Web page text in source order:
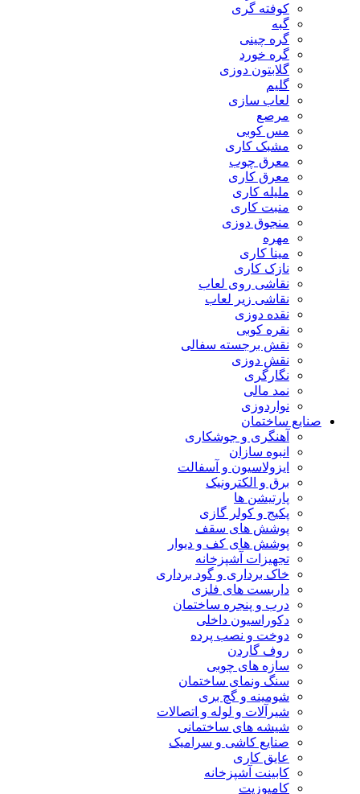
کوفته گری
گبه
گره چینی
گره خورد
گلابتون دوزی
گلیم
لعاب سازی
مرصع
مس کوبی
مشبک کاری
معرق چوب
معرق کاری
مليله کاری
منبت کاری
منجوق دوزی
مهره
مینا کاری
نازک کاری
نقاشی روی لعاب
نقاشی زیر لعاب
نقده دوزی
نقره کوبی
نقش برجسته سفالی
نقش دوزی
نگارگری
نمد مالی
نواردوزی
صنایع ساختمان
آهنگری و جوشکاری
انبوه سازان
ایزولاسیون و آسفالت
برق و الکترونیک
پارتیشن ها
پکیج و کولر گازی
پوشش های سقف
پوشش های کف و دیوار
تجهیزات آشپزخانه
خاک برداری و گود برداری
داربست های فلزی
درب و پنجره ساختمان
دکوراسیون داخلی
دوخت و نصب پرده
روف گاردن
سازه های چوبی
سنگ ونمای ساختمان
شومینه و گچ بری
شیرآلات و لوله و اتصالات
شیشه های ساختمانی
صنایع کاشی و سرامیک
عایق کاری
کابینت آشپزخانه
کامپوزیت